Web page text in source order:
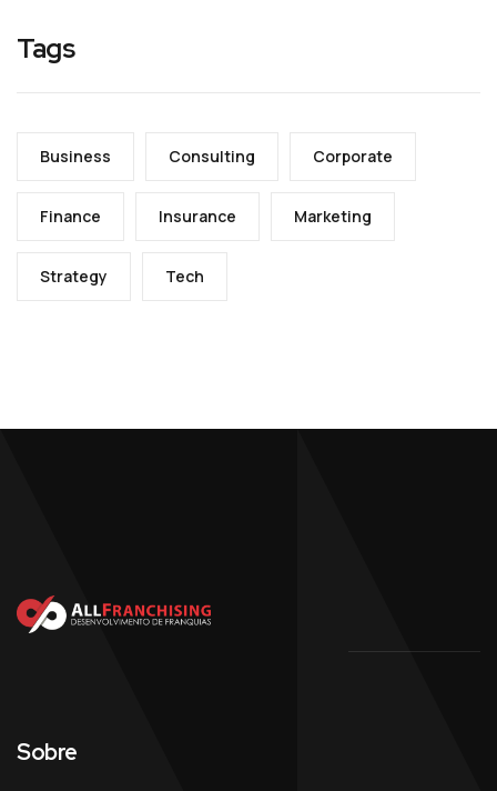
Tags
Business Consulting Corporate
Finance Insurance Marketing
Strategy Tech
Sobre